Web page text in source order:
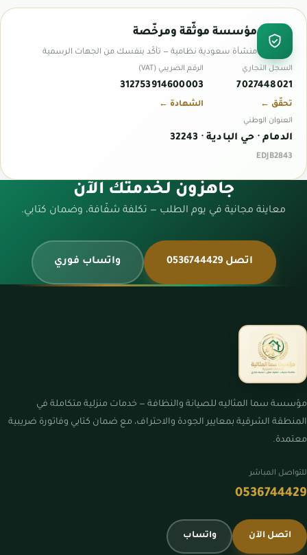
مؤسسة موثّقة ومرخّصة
منشأة سعودية نظامية — تأكّد بنفسك من الجهات الرسمية
السجل التجاري
7027448021
تحقّق ←
الرقم الضريبي (VAT)
312753914600003
الشهادة ←
العنوان الوطني
الدمام · حي البادية · 32243
EDJB2843
جاهزون لخدمتك الآن
معاينة مجانية في يوم الطلب — تكلفة شفّافة، وضمان كتابي.
اتصل 0536744429 واتساب فوري
مؤسسة سما المثاليه للصيانة والنظافة — خدمات منزلية متكاملة في
المنطقة الشرقية بمعايير الجودة والاحتراف، مع ضمان كتابي وفاتورة ضريبية
معتمدة.
للتواصل المباشر
0536744429
اتصل الآن واتساب